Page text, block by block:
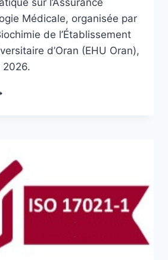
sur l’Assurance
Médicale, organisée par
de l’Établissement
d’Oran (EHU Oran),
2026.